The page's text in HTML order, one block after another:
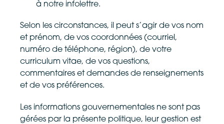
à notre infolettre.
Selon les circonstances, il peut s’agir de vos nom
et prénom, de vos coordonnées (courriel,
numéro de téléphone, région), de votre
curriculum vitae, de vos questions,
commentaires et demandes de renseignements
et de vos préférences.
Les informations gouvernementales ne sont pas
gérées par la présente politique, leur gestion est